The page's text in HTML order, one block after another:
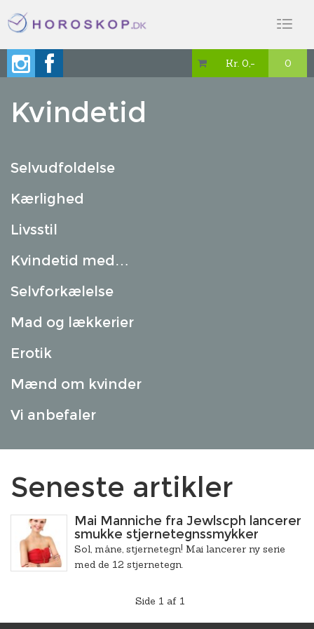
 Kr. 0,- 0
Kvindetid
Selvudfoldelse
Kærlighed
Livsstil
Kvindetid med…
Selvforkælelse
Mad og lækkerier
Erotik
Mænd om kvinder
Vi anbefaler
Seneste artikler
Mai Manniche fra Jewlscph lancerer
smukke stjernetegnssmykker
Sol, måne, stjernetegn! Mai lancerer ny serie
med de 12 stjernetegn.
Side 1 af 1